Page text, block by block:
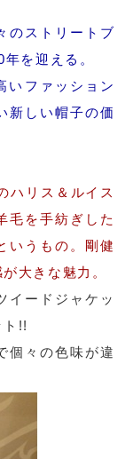
のストリートブ
を迎える。
いファッション
新しい帽子の価
ハリス＆ルイス
毛を手紡ぎした
いうもの。剛健
大きな魅力。
イードジャケッ
ト!!
個々の色味が違